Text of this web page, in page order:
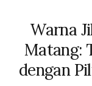
Warna
Matang:
dengan